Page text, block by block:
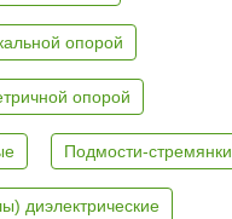
опорой
опорой
Подмости-стремянки
диэлектрические